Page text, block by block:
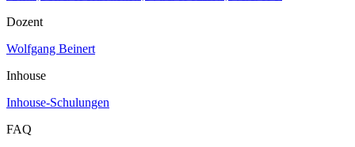
Dozent
Wolfgang Beinert
Inhouse
Inhouse-Schulungen
FAQ